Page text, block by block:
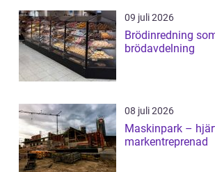
09 juli 2026
Brödinredning
brödavdelning
08 juli 2026
Maskinpark –
markentreprenad